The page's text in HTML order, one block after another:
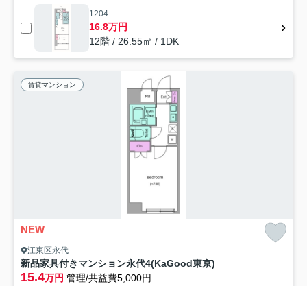
1204
16.8万円
12階 / 26.55㎡ / 1DK
賃貸マンション
NEW
江東区永代
新品家具付きマンション永代4(KaGood東京)
15.4万円 管理/共益費5,000円